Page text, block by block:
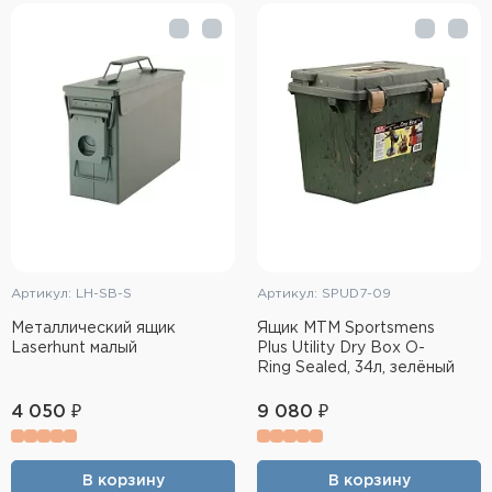
Высокоточная стрельба
Спортивная стрельба
Пневматика
Кобуры и системы ношения
Кейсы и ящики для патронов и
снаряжения
Сумки и рюкзаки
Артикул: LH-SB-S
Металлический ящик
Laserhunt малый
4 050 ₽
В корзину
Артикул: SPUD7-09
Ящик MTM Sportsmens
Plus Utility Dry Box O-
Ring Sealed, 34л, зелёный
9 080 ₽
В корзину